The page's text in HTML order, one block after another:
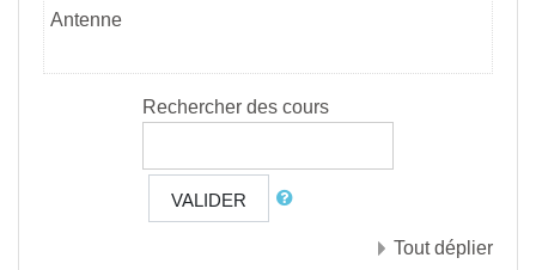
Antenne
Rechercher des cours
VALIDER
Tout déplier